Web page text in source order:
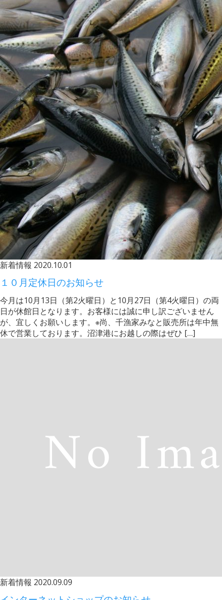
新着情報 2020.10.01
１０月定休日のお知らせ
今月は10月13日（第2火曜日）と10月27日（第4火曜日）の両
日が休館日となります。お客様には誠に申し訳ございません
が、宜しくお願いします。※尚、千漁家みなと販売所は年中無
休で営業しております。沼津港にお越しの際はぜひ […]
新着情報 2020.09.09